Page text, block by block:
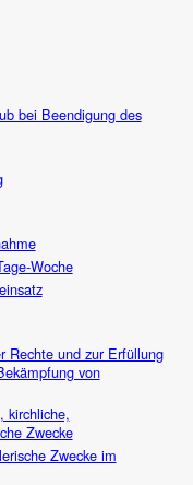
bei Beendigung des
Woche
Rechte und zur Erfüllung
von
kirchliche,
Zwecke
Zwecke im